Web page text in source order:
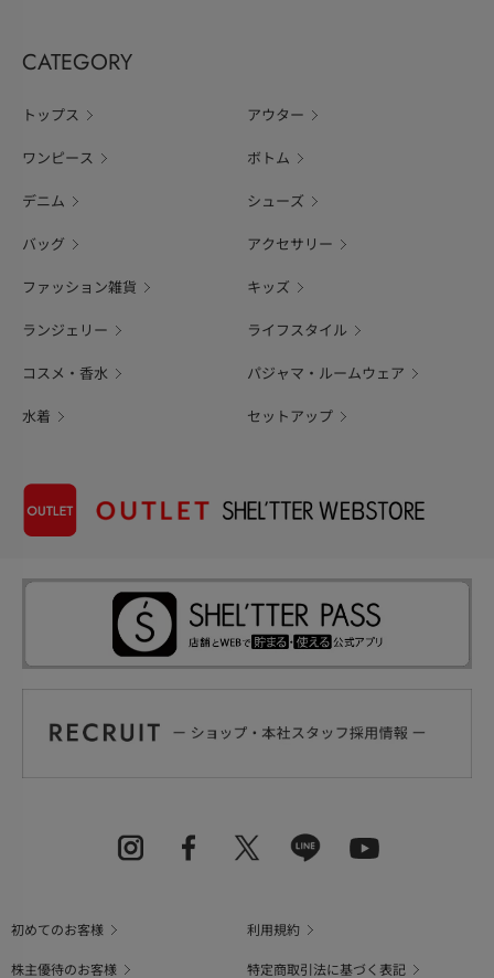
CATEGORY
トップス アウター
ワンピース ボトム
デニム シューズ
バッグ アクセサリー
ファッション雑貨 キッズ
ランジェリー ライフスタイル
コスメ・香水 パジャマ・ルームウェア
水着 セットアップ
初めてのお客様
利用規約
株主優待のお客様
特定商取引法に基づく表記